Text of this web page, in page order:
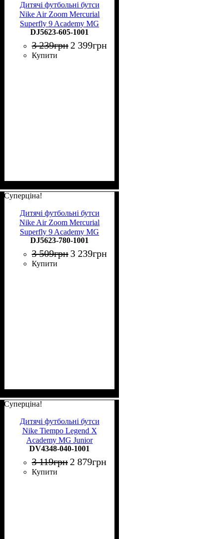
Дитячі футбольні бутси
Nike Air Zoom Mercurial
Superfly 9 Academy MG
Junior DJ5623-605
DJ5623-605-1001
3 239грн 2 399грн
Купити
Суперціна!
Дитячі футбольні бутси
Nike Air Zoom Mercurial
Superfly 9 Academy MG
Junior DJ5623-780
DJ5623-780-1001
3 509грн 3 239грн
Купити
Суперціна!
Дитячі футбольні бутси
Nike Tiempo Legend X
Academy MG Junior
DV4348-040
DV4348-040-1001
3 119грн 2 879грн
Купити